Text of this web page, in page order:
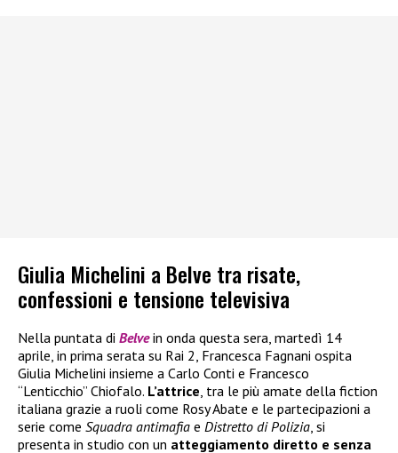
Giulia Michelini a Belve tra risate,
confessioni e tensione televisiva
Nella puntata di Belve in onda questa sera, martedì 14
aprile, in prima serata su Rai 2, Francesca Fagnani ospita
Giulia Michelini insieme a Carlo Conti e Francesco
“Lenticchio” Chiofalo. L’attrice, tra le più amate della fiction
italiana grazie a ruoli come Rosy Abate e le partecipazioni a
serie come Squadra antimafia e Distretto di Polizia, si
presenta in studio con un atteggiamento diretto e senza